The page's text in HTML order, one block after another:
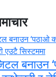
बनाउन